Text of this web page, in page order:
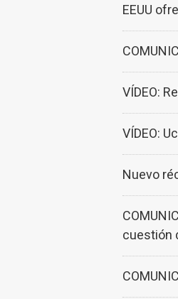
EEUU
VÍDEO:
VÍDEO:
Nuevo
cuestión